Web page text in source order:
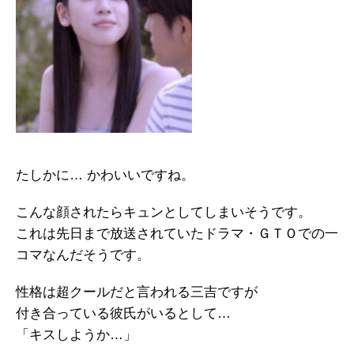
たしかに… かわいいですね。
こんな顔されたらキュンとしてしまいそうです。
これは先日まで放送されていたドラマ・ＧＴＯでの一
コマなんだそうです。
性格は超クールだと言われる三吉ですが
付き合っている彼氏がいるとして…
「キスしようか…」